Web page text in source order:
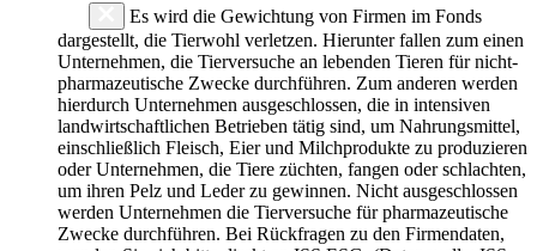
Es wird die Gewichtung von Firmen im Fonds
dargestellt, die Tierwohl verletzen. Hierunter fallen zum einen
Unternehmen, die Tierversuche an lebenden Tieren für nicht-
pharmazeutische Zwecke durchführen. Zum anderen werden
hierdurch Unternehmen ausgeschlossen, die in intensiven
landwirtschaftlichen Betrieben tätig sind, um Nahrungsmittel,
einschließlich Fleisch, Eier und Milchprodukte zu produzieren
oder Unternehmen, die Tiere züchten, fangen oder schlachten,
um ihren Pelz und Leder zu gewinnen. Nicht ausgeschlossen
werden Unternehmen die Tierversuche für pharmazeutische
Zwecke durchführen. Bei Rückfragen zu den Firmendaten,